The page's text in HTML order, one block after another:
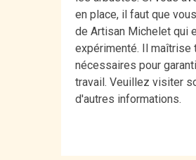
en place, il faut que
de Artisan Michelet qui
expérimenté. Il maîtrise
nécessaires pour
travail. Veuillez visiter
d'autres informations.